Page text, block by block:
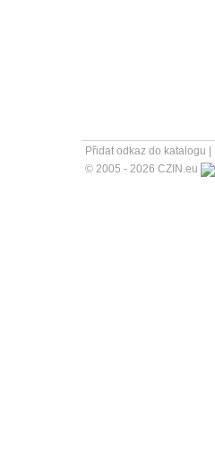
Přidat odkaz do katalogu
© 2005 - 2026 CZIN.eu